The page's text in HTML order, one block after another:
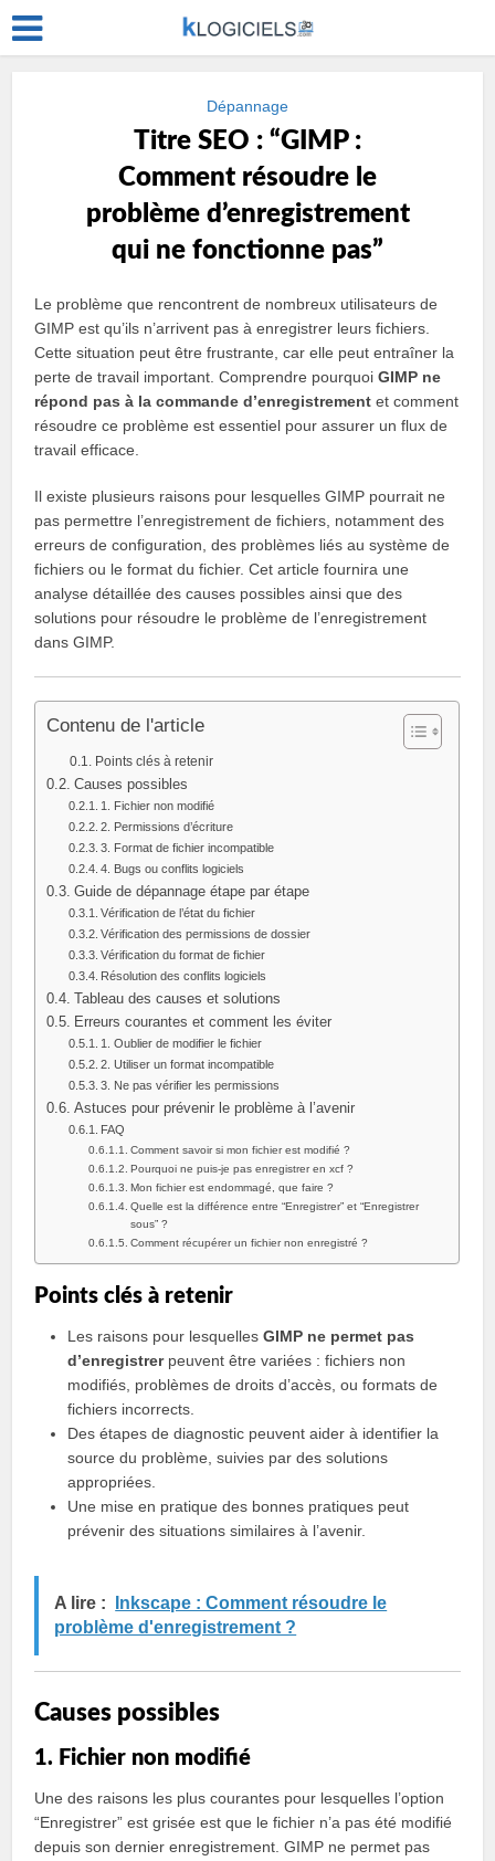
Dépannage
Titre SEO : “GIMP :
Comment résoudre le
problème d’enregistrement
qui ne fonctionne pas”
Le problème que rencontrent de nombreux utilisateurs de
GIMP est qu’ils n’arrivent pas à enregistrer leurs fichiers.
Cette situation peut être frustrante, car elle peut entraîner la
perte de travail important. Comprendre pourquoiGIMP ne
répond pas à la commande d’enregistrement et comment
résoudre ce problème est essentiel pour assurer un flux de
travail efficace.
Il existe plusieurs raisons pour lesquelles GIMP pourrait ne
pas permettre l’enregistrement de fichiers, notamment des
erreurs de configuration, des problèmes liés au système de
fichiers ou le format du fichier. Cet article fournira une
analyse détaillée des causes possibles ainsi que des
solutions pour résoudre le problème de l’enregistrement
dans GIMP.
Contenu de l'article
Points clés à retenir
Causes possibles
1. Fichier non modifié
2. Permissions d’écriture
3. Format de fichier incompatible
4. Bugs ou conflits logiciels
Guide de dépannage étape par étape
Vérification de l’état du fichier
Vérification des permissions de dossier
Vérification du format de fichier
Résolution des conflits logiciels
Tableau des causes et solutions
Erreurs courantes et comment les éviter
1. Oublier de modifier le fichier
2. Utiliser un format incompatible
3. Ne pas vérifier les permissions
Astuces pour prévenir le problème à l’avenir
FAQ
Comment savoir si mon fichier est modifié ?
Pourquoi ne puis-je pas enregistrer en xcf ?
Mon fichier est endommagé, que faire ?
Quelle est la différence entre “Enregistrer” et “Enregistrer
sous” ?
Comment récupérer un fichier non enregistré ?
Points clés à retenir
Les raisons pour lesquellesGIMP ne permet pas
d’enregistrerpeuvent être variées : fichiers non
modifiés, problèmes de droits d’accès, ou formats de
fichiers incorrects.
Des étapes de diagnostic peuvent aider à identifier la
source du problème, suivies par des solutions
appropriées.
Une mise en pratique des bonnes pratiques peut
prévenir des situations similaires à l’avenir.
A lire :
Inkscape : Comment résoudre le
problème d'enregistrement ?
Causes possibles
1. Fichier non modifié
Une des raisons les plus courantes pour lesquelles l’option
“Enregistrer” est grisée est que le fichier n’a pas été modifié
depuis son dernier enregistrement. GIMP ne permet pas